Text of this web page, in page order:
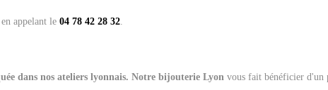
appelant le 04 78 42 28 32
dans nos ateliers lyonnais. Notre bijouterie Lyon vous fait bénéficier d'un